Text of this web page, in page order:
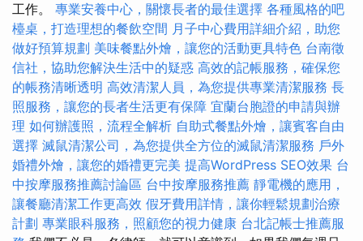
工作。 專業安養中心，關懷長者的最佳選擇 各種風格的吧
檯桌，打造理想的餐飲空間 月子中心費用詳細介紹，助您
做好預算規劃 美味餐點外燴，讓您的活動更具特色 台南徵
信社，協助您解決生活中的疑惑 高效的記帳服務，確保您
的帳務清晰透明 高效清潔人員，為您提供專業清潔服務 長
照服務，讓您的長者生活更有保障 宜蘭台胞證的申請與辦
理 如何辦護照，流程全解析 自助式餐點外燴，讓賓客自由
選擇 滅鼠清潔公司，為您提供全方位的滅鼠清潔服務 戶外
婚禮外燴，讓您的婚禮更完美 提高WordPress SEO效果 台
中按摩服務推薦討論區 台中按摩服務推薦 靜電機的應用，
讓餐廳清潔工作更高效 假牙費用詳情，讓你輕鬆規劃治療
計劃 專業眼科服務，照顧您的視力健康 台北記帳士推薦服